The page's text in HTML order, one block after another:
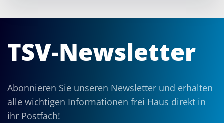
TSV-Newsletter
Abonnieren Sie unseren Newsletter und erhalten
alle wichtigen Informationen frei Haus direkt in
ihr Postfach!